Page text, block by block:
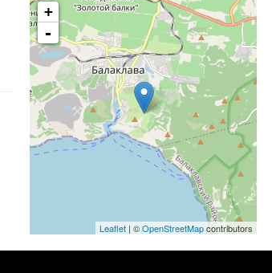
no_title
+
-
Leaflet| ©OpenStreetMapcontributors